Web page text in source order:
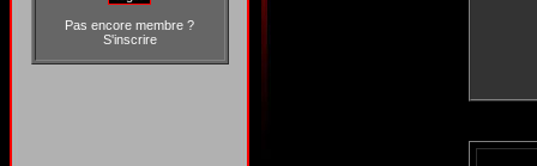
Pas encore membre ?
S'inscrire